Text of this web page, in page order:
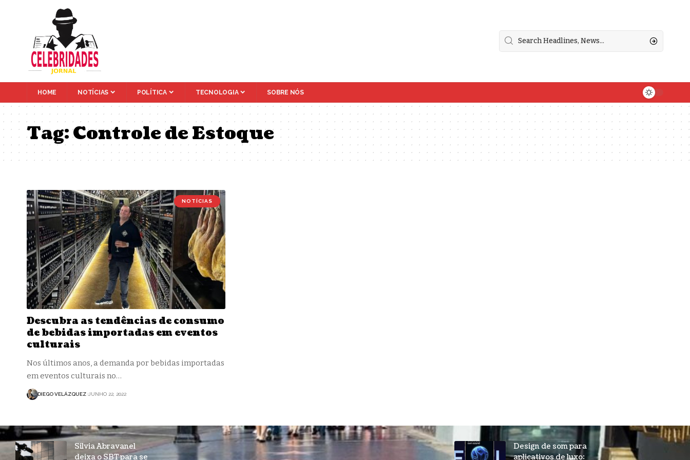
HOME NOTÍCIAS POLÍTICA TECNOLOGIA SOBRE NÓS
Tag:Controle de Estoque
NOTÍCIAS
Descubra as tendências de consumo
de bebidas importadas em eventos
culturais
Nos últimos anos, a demanda por bebidas importadas
em eventos culturais no…
DIEGO VELÁZQUEZ JUNHO 22, 2022
Silvia Abravanel
deixa o SBT para se
Design de som para
aplicativos de luxo: